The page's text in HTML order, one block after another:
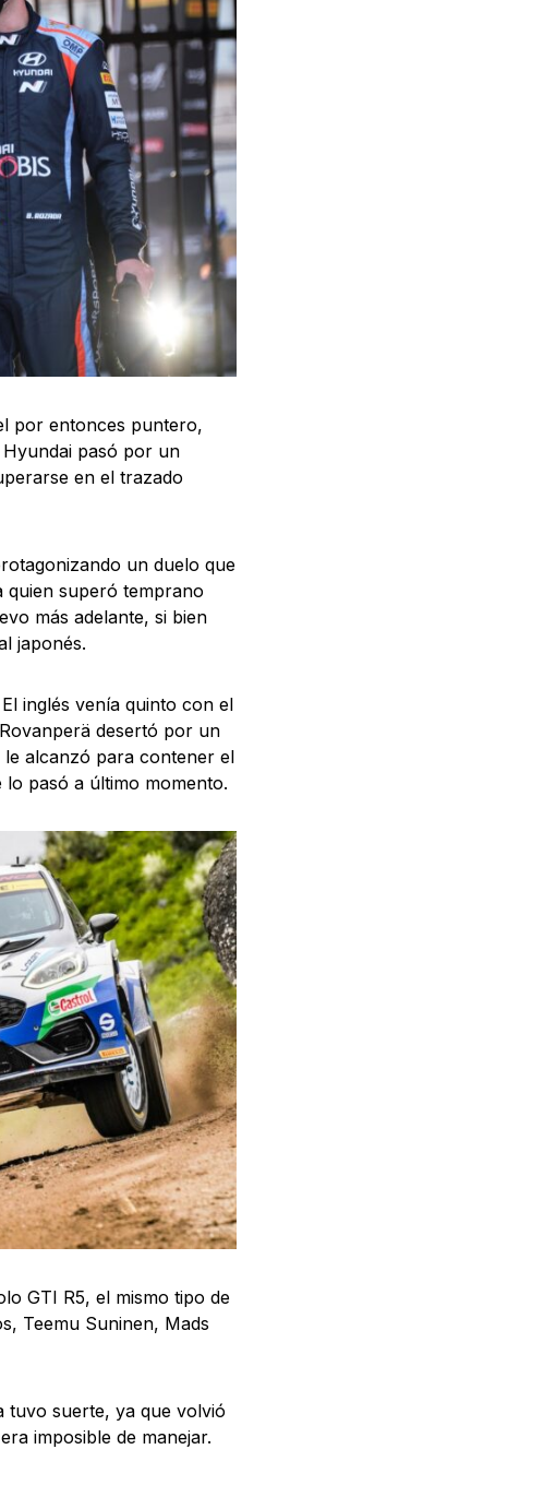
por entonces puntero,
pasó por un
en el trazado
un duelo que
quien superó temprano
más adelante, si bien
japonés.
inglés venía quinto con el
desertó por un
alcanzó para contener el
pasó a último momento.
GTI R5, el mismo tipo de
Teemu Suninen, Mads
tuvo suerte, ya que volvió
imposible de manejar.